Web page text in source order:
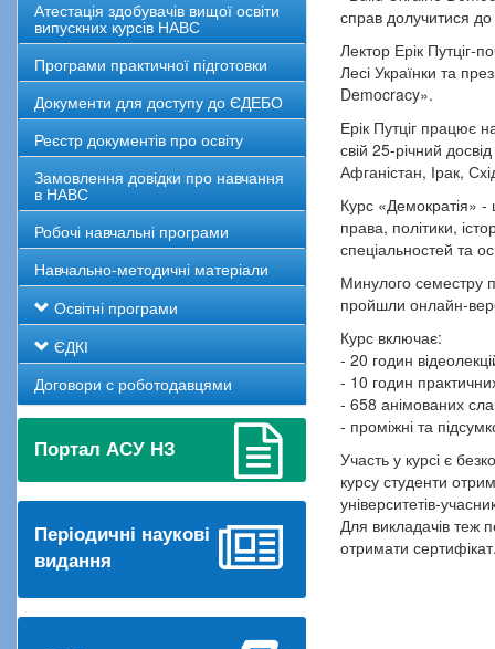
Атестація здобувачів вищої освіти
випускних курсів НАВС
Програми практичної підготовки
Документи для доступу до ЄДЕБО
Реєстр документів про освіту
Замовлення довідки про навчання
в НАВС
Робочі навчальні програми
Навчально-методичні матеріали
Освітні програми
ЄДКІ
Договори с роботодавцями
Портал АСУ НЗ
Періодичні наукові
видання
справ долучитися до
Лектор Ерік Путціг-
Лесі Українки та
Democracy».
Ерік Путціг працює
свій 25-річний
Афганістан, Ірак,
Курс «Демократія»
права, політики,
спеціальностей та
Минулого семестру
пройшли онлайн-
Курс включає:
- 20 годин
- 10 годин
- 658 анімованих
- проміжні та
Участь у курсі є
курсу студенти
університетів-
Для викладачів теж
отримати